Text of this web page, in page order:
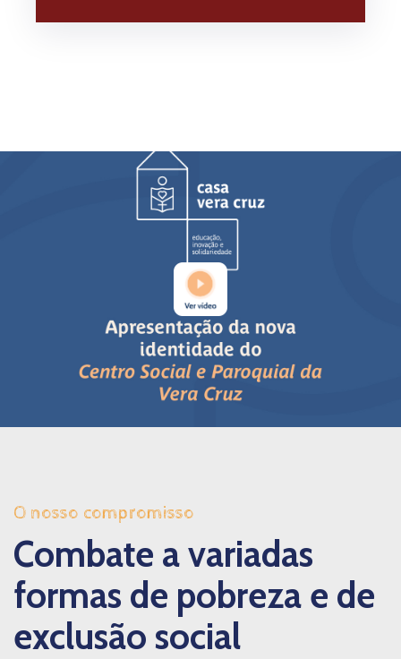
O nosso compromisso
Combate a variadas
formas de pobreza e de
exclusão social